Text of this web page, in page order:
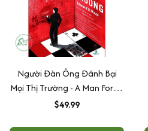
Người Đàn Ông Đánh Bại
Mọi Thị Trường - A Man For All
Markets
$49.99